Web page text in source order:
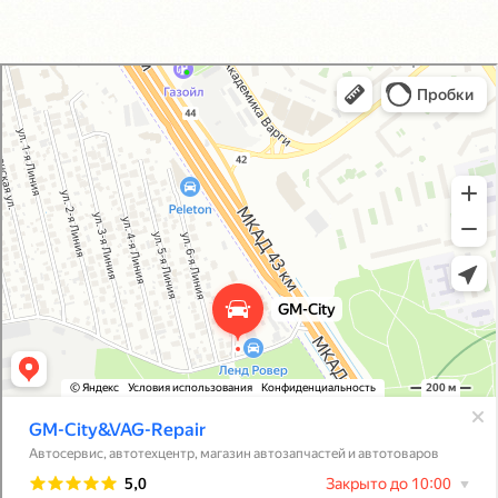
GM-City&VAG-Repair
Автосервис, автотехцентр в Москве
Магазин автозапчастей и автотоваров в Москве